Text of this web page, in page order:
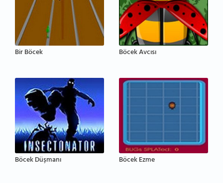
Bir Böcek Böcek Avcısı
Böcek Düşmanı Böcek Ezme